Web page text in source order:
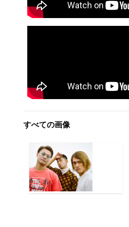
すべての画像